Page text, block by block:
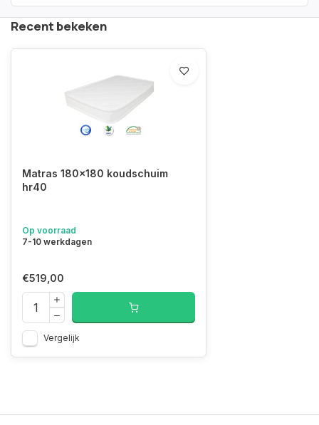
Recent bekeken
Matras 180x180 koudschuim
hr40
Op voorraad
7-10 werkdagen
€519,00
Vergelijk